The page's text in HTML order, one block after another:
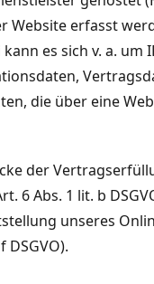
Website erfasst
es sich v. a. um
die über eine
der
6 Abs. 1 lit. b
unseres